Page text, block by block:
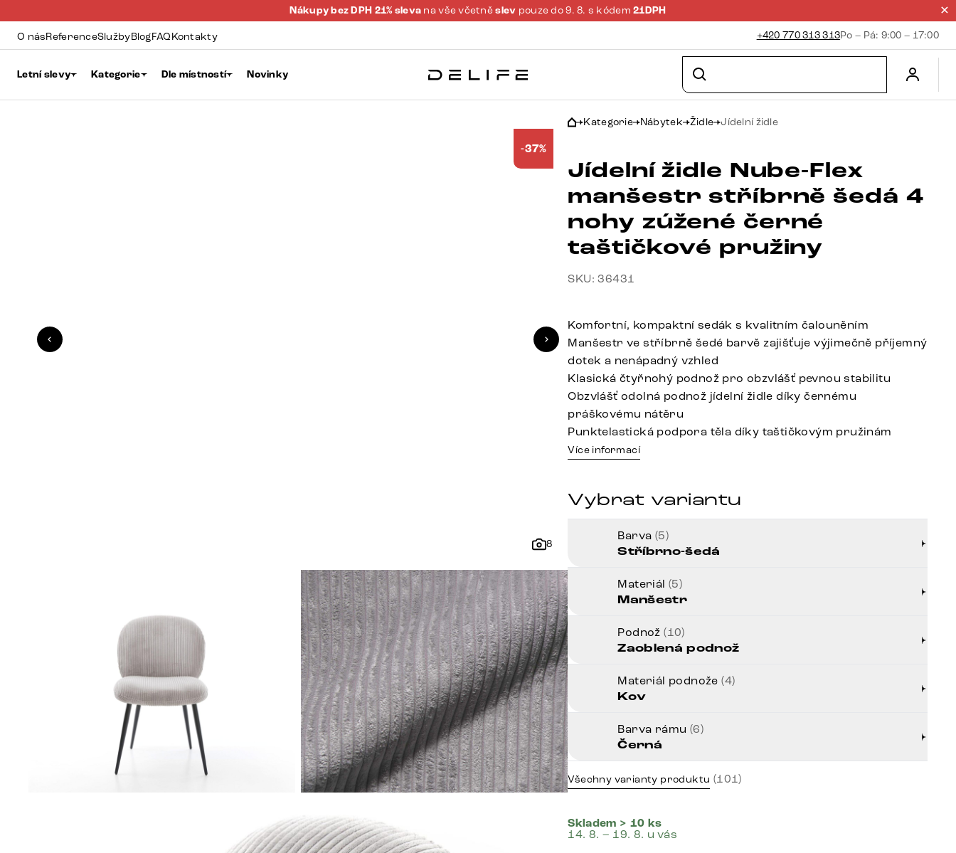
Nákupy bez DPH 21% sleva na vše včetněslev pouze do 9. 8. s kódem21DPH
O násReferenceSlužbyBlogFAQKontakty +420 770 313 313Po – Pá: 9:00 – 17:00
Letní slevy Kategorie Dle místností Novinky
8
-37%
Kategorie Nábytek Židle Jídelní židle
Jídelní židle Nube-Flex
manšestr stříbrně šedá 4
nohy zúžené černé
taštičkové pružiny
SKU: 36431
Komfortní, kompaktní sedák s kvalitním čalouněním
Manšestr ve stříbrně šedé barvě zajišťuje výjimečně příjemný
dotek a nenápadný vzhled
Klasická čtyřnohý podnož pro obzvlášť pevnou stabilitu
Obzvlášť odolná podnož jídelní židle díky černému
práškovému nátěru
Punktelastická podpora těla díky taštičkovým pružinám
Více informací
Vybrat variantu
Barva (5)
Stříbrno-šedá
Materiál (5)
Manšestr
Podnož(10)
Zaoblená podnož
Materiál podnože(4)
Kov
Barva rámu (6)
Černá
Všechny varianty produktu (101)
Skladem > 10 ks
14. 8. – 19. 8. u vás